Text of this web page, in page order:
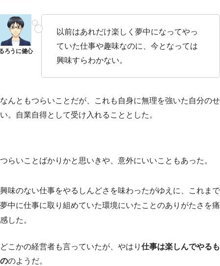
以前はあれだけ楽しく夢中になってやっ
ていた仕事や趣味なのに、今となっては
興味すらわかない。
なんともつらいことだが、これも自身に無理を強いた自分のせ
い。自業自得として受け入れることとした。
つらいことばかりかと思いきや、意外にいいこともあった。
興味のない仕事をやるしんどさを味わったがゆえに、これまで
夢中に仕事に取り組めていた環境にいたことのありがたさを痛
感した。
どこかの経営者も言っていたが、やはり 仕事は楽しんでやるも
ののようだ。